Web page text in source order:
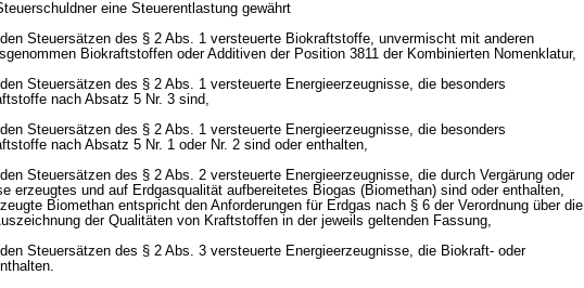
eine Steuerentlastung gewährt
Steuersätzen des § 2 Abs. 1 versteuerte Biokraftstoffe, unvermischt mit anderen
Biokraftstoffen oder Additiven der Position 3811 der Kombinierten Nomenklatur,
Steuersätzen des § 2 Abs. 1 versteuerte Energieerzeugnisse, die besonders
nach Absatz 5 Nr. 3 sind,
Steuersätzen des § 2 Abs. 1 versteuerte Energieerzeugnisse, die besonders
nach Absatz 5 Nr. 1 oder Nr. 2 sind oder enthalten,
Steuersätzen des § 2 Abs. 2 versteuerte Energieerzeugnisse, die durch Vergärung oder
erzeugtes und auf Erdgasqualität aufbereitetes Biogas (Biomethan) sind oder enthalten,
Biomethan entspricht den Anforderungen für Erdgas nach § 6 der Verordnung über die
der Qualitäten von Kraftstoffen in der jeweils geltenden Fassung,
Steuersätzen des § 2 Abs. 3 versteuerte Energieerzeugnisse, die Biokraft- oder